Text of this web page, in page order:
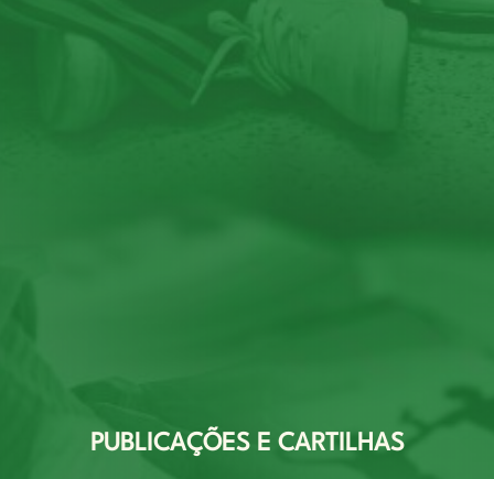
PUBLICAÇÕES E CARTILHAS